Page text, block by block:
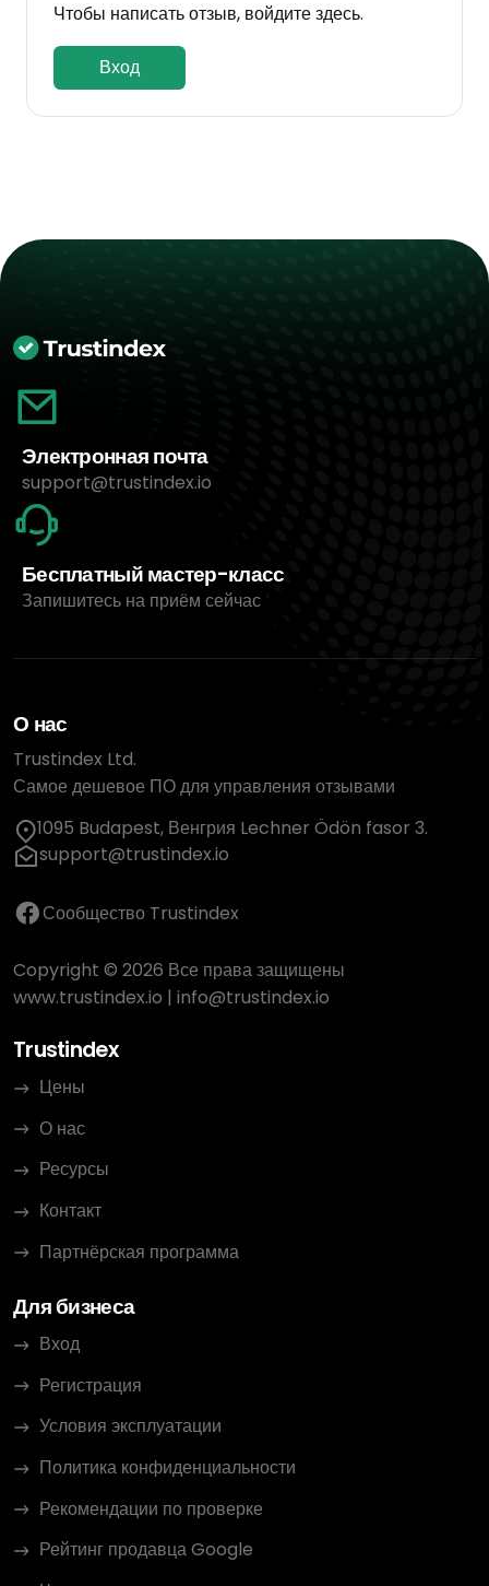
Чтобы написать отзыв, войдите здесь.
Вход
Электронная почта
support@trustindex.io
Бесплатный мастер-класс
Запишитесь на приём сейчас
О нас
Trustindex Ltd.
Самое дешевое ПО для управления отзывами
1095 Budapest, Венгрия Lechner Ödön fasor 3.
support@trustindex.io
Сообщество Trustindex
Copyright © 2026 Все права защищены
www.trustindex.io | info@trustindex.io
Trustindex
Цены
О нас
Ресурсы
Контакт
Партнёрская программа
Для бизнеса
Вход
Регистрация
Условия эксплуатации
Политика конфиденциальности
Рекомендации по проверке
Рейтинг продавца Google